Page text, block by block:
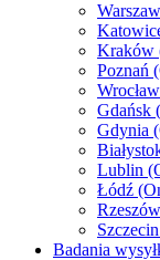
Kraków
Poznań
Wrocław
Gdańsk
Gdynia
Lublin
Łódź
Rzeszów
Szczecin
Badania